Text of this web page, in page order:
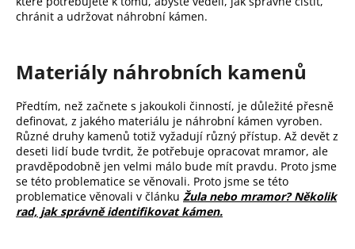
chránit a udržovat náhrobní kámen.
Materiály náhrobních kamenů
Předtím, než začnete s jakoukoli činností, je důležité přesně
definovat, z jakého materiálu je náhrobní kámen vyroben.
Různé druhy kamenů totiž vyžadují různý přístup. Až devět z
deseti lidí bude tvrdit, že potřebuje opracovat mramor, ale
pravděpodobně jen velmi málo bude mít pravdu. Proto jsme
se této problematice se věnovali. Proto jsme se této
problematice věnovali v článku Žula nebo mramor? Několik
rad, jak správně identifikovat kámen.
D
o
p
o
r
u
č